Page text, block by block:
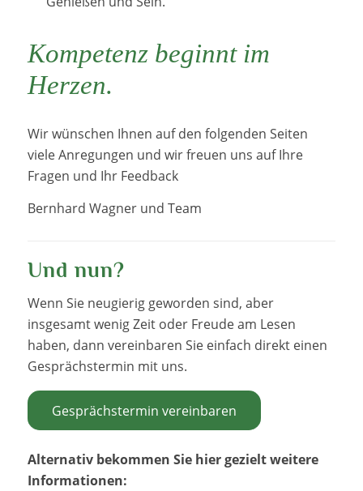
Kompetenz beginnt im
Herzen.
Wir wünschen Ihnen auf den folgenden Seiten
viele Anregungen und wir freuen uns auf Ihre
Fragen und Ihr Feedback
Bernhard Wagner und Team
Und nun?
Wenn Sie neugierig geworden sind, aber
insgesamt wenig Zeit oder Freude am Lesen
haben, dann vereinbaren Sie einfach direkt einen
Gesprächstermin mit uns.
Gesprächstermin vereinbaren
Alternativ bekommen Sie hier gezielt weitere
Informationen: